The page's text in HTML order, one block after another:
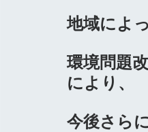
地域によ
環境問題
により、
今後さら